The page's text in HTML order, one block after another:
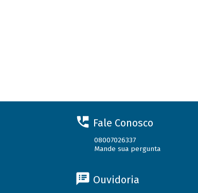
Fale Conosco
08007026337
Mande sua pergunta
Ouvidoria